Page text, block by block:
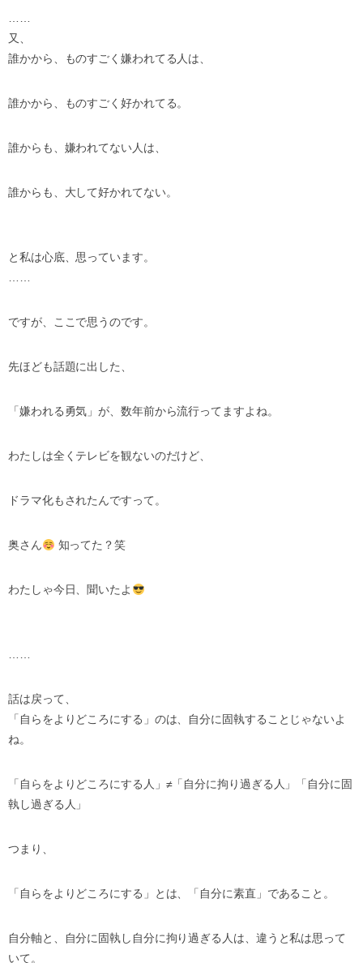
又、
誰かから、ものすごく嫌われてる人は、
誰かから、ものすごく好かれてる。
誰からも、嫌われてない人は、
誰からも、大して好かれてない。
と私は心底、思っています。
ですが、ここで思うのです。
先ほども話題に出した、
「嫌われる勇気」が、数年前から流行ってますよね。
わたしは全くテレビを観ないのだけど、
ドラマ化もされたんですって。
奥さん 知ってた？笑
わたしゃ今日、聞いたよ
話は戻って、
「自らをよりどころにする」のは、自分に固執することじゃないよ
ね。
「自らをよりどころにする人」≠「自分に拘り過ぎる人」「自分に固
執し過ぎる人」
つまり、
「自らをよりどころにする」とは、「自分に素直」であること。
自分軸と、自分に固執し自分に拘り過ぎる人は、違うと私は思って
いて。